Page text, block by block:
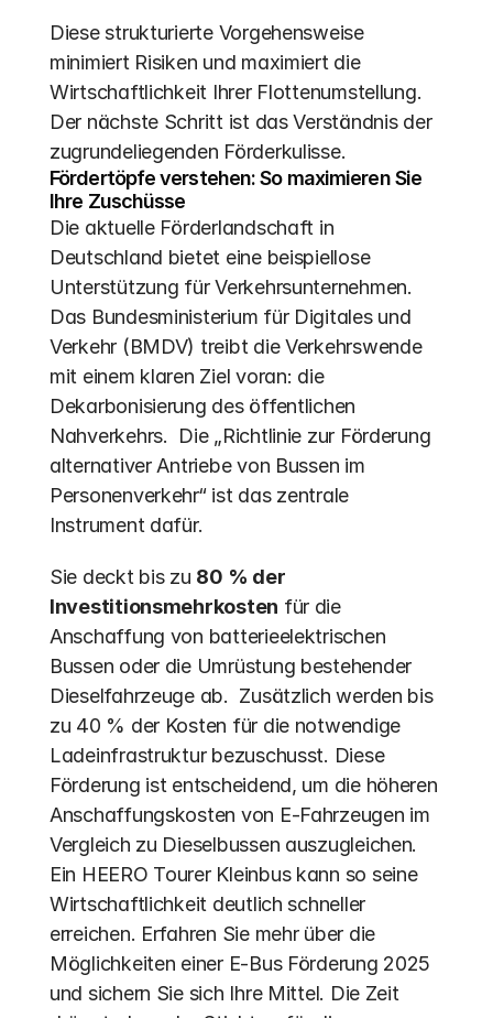
Diese strukturierte Vorgehensweise
minimiert Risiken und maximiert die
Wirtschaftlichkeit Ihrer Flottenumstellung.
Der nächste Schritt ist das Verständnis der
zugrundeliegenden Förderkulisse.
Fördertöpfe verstehen: So maximieren Sie
Ihre Zuschüsse
Die aktuelle Förderlandschaft in
Deutschland bietet eine beispiellose
Unterstützung für Verkehrsunternehmen.
Das Bundesministerium für Digitales und
Verkehr (BMDV) treibt die Verkehrswende
mit einem klaren Ziel voran: die
Dekarbonisierung des öffentlichen
Nahverkehrs.  Die „Richtlinie zur Förderung
alternativer Antriebe von Bussen im
Personenverkehr“ ist das zentrale
Instrument dafür.
Sie deckt bis zu 80 % der
Investitionsmehrkosten für die
Anschaffung von batterieelektrischen
Bussen oder die Umrüstung bestehender
Dieselfahrzeuge ab.  Zusätzlich werden bis
zu 40 % der Kosten für die notwendige
Ladeinfrastruktur bezuschusst. Diese
Förderung ist entscheidend, um die höheren
Anschaffungskosten von E-Fahrzeugen im
Vergleich zu Dieselbussen auszugleichen.
Ein HEERO Tourer Kleinbus kann so seine
Wirtschaftlichkeit deutlich schneller
erreichen. Erfahren Sie mehr über die
Möglichkeiten einer E-Bus Förderung 2025
und sichern Sie sich Ihre Mittel. Die Zeit